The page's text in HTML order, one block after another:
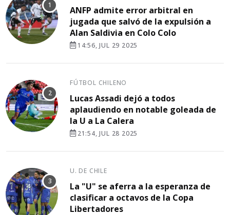
ANFP admite error arbitral en
jugada que salvó de la expulsión a
Alan Saldivia en Colo Colo
14:56, JUL 29 2025
FÚTBOL CHILENO
Lucas Assadi dejó a todos
aplaudiendo en notable goleada de
la U a La Calera
21:54, JUL 28 2025
U. DE CHILE
La "U" se aferra a la esperanza de
clasificar a octavos de la Copa
Libertadores